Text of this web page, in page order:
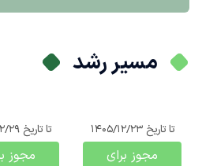
مسیر رشد
تا تاریخ 1405/12/23
مجوز برای
تا تاریخ 1405/12/29
مجوز